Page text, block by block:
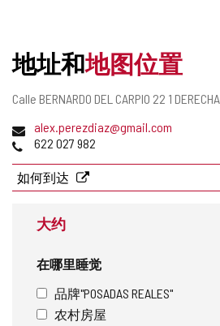
地址和地图位置
邮
地
址
Calle BERNARDO DEL CARPIO 22 1 DERECHA.
电
子
件
地
alex.perezdiaz@gmail.com
电
622 027 982
如何到达
大约
在哪里睡觉
品牌"POSADAS REALES"
农村房屋